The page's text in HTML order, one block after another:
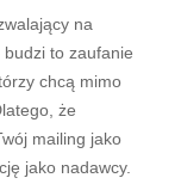
na
to zaufanie
chcą mimo
że
mailing jako
jako nadawcy.